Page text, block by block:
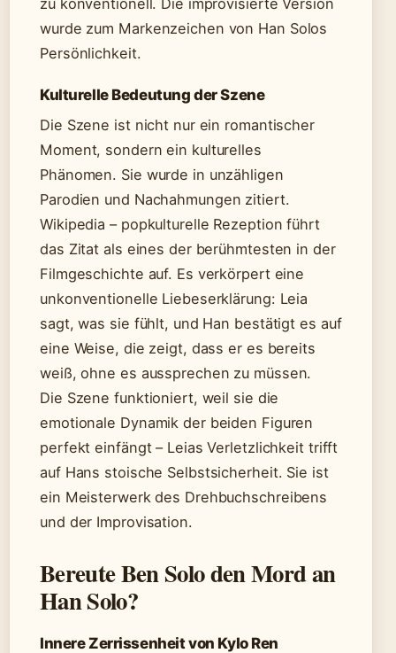
zu konventionell. Die improvisierte Version
wurde zum Markenzeichen von Han Solos
Persönlichkeit.
Kulturelle Bedeutung der Szene
Die Szene ist nicht nur ein romantischer
Moment, sondern ein kulturelles
Phänomen. Sie wurde in unzähligen
Parodien und Nachahmungen zitiert.
Wikipedia – popkulturelle Rezeption führt
das Zitat als eines der berühmtesten in der
Filmgeschichte auf. Es verkörpert eine
unkonventionelle Liebeserklärung: Leia
sagt, was sie fühlt, und Han bestätigt es auf
eine Weise, die zeigt, dass er es bereits
weiß, ohne es aussprechen zu müssen.
Die Szene funktioniert, weil sie die
emotionale Dynamik der beiden Figuren
perfekt einfängt – Leias Verletzlichkeit trifft
auf Hans stoische Selbstsicherheit. Sie ist
ein Meisterwerk des Drehbuchschreibens
und der Improvisation.
Bereute Ben Solo den Mord an
Han Solo?
Innere Zerrissenheit von Kylo Ren